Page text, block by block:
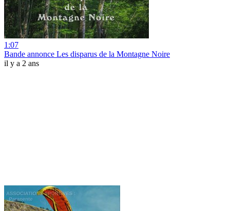
1:07
Bande annonce Les disparus de la Montagne Noire
il y a 2 ans